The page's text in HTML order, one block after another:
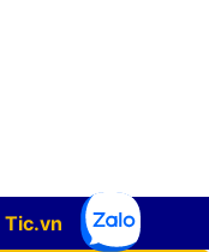
Tic.vn